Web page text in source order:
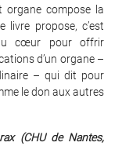
organe compose la
livre propose, c’est
du cœur pour offrir
d’un organe –
– qui dit pour
le don aux autres
(CHU de Nantes,